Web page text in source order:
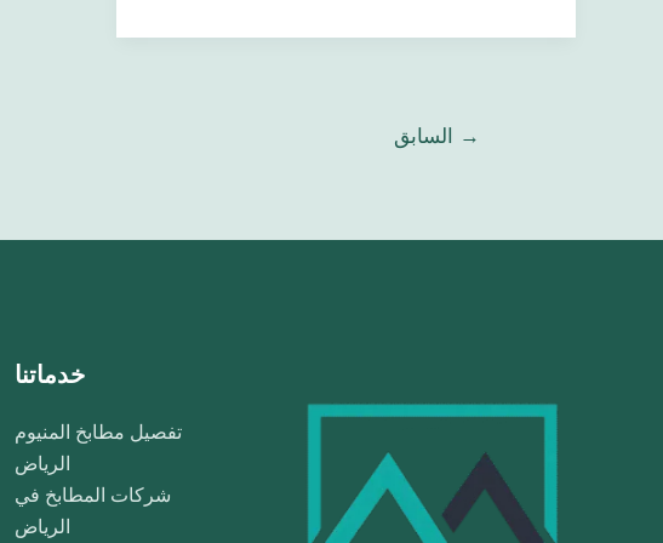
→ السابق
خدماتنا
تفصيل مطابخ المنيوم
الرياض
شركات المطابخ في
الرياض